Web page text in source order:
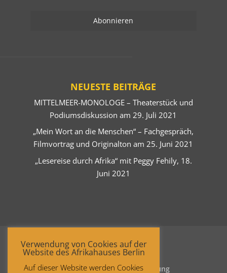
NEUESTE BEITRÄGE
MITTELMEER-MONOLOGE – Theaterstück und
Podiumsdiskussion am 29. Juli 2021
„Mein Wort an die Menschen“ – Fachgespräch,
Filmvortrag und Originalton am 25. Juni 2021
„Lesereise durch Afrika“ mit Peggy Fehily, 18.
Juni 2021
Startseite Datenschutzerklärung
Verwendung von Cookies auf der
Website des Afrikahauses Berlin
Auf dieser Website werden Cookies